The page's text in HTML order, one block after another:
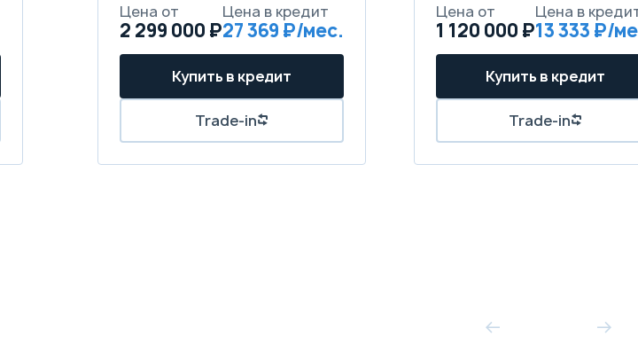
Цена от
2 299 000 ₽
Цена в кредит
27 369 ₽/мес.
Купить в кредит
Trade-in
Цена от
1 120 000 ₽
Цена в
13 333 ₽/
Купить в кредит
Trade-in